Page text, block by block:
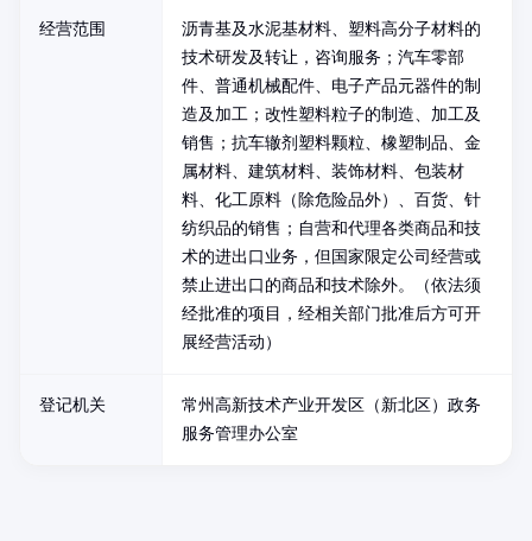
经营范围
沥青基及水泥基材料、塑料高分子材料的
技术研发及转让，咨询服务；汽车零部
件、普通机械配件、电子产品元器件的制
造及加工；改性塑料粒子的制造、加工及
销售；抗车辙剂塑料颗粒、橡塑制品、金
属材料、建筑材料、装饰材料、包装材
料、化工原料（除危险品外）、百货、针
纺织品的销售；自营和代理各类商品和技
术的进出口业务，但国家限定公司经营或
禁止进出口的商品和技术除外。（依法须
经批准的项目，经相关部门批准后方可开
展经营活动）
登记机关
常州高新技术产业开发区（新北区）政务
服务管理办公室